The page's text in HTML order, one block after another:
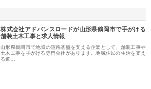
株式会社アドバンスロードが山形県鶴岡市で手がける
舗装土木工事と求人情報
山形県鶴岡市で地域の道路基盤を支える企業として、舗装工事や
土木工事を手がける専門会社があります。地域住民の生活を支え
る道…